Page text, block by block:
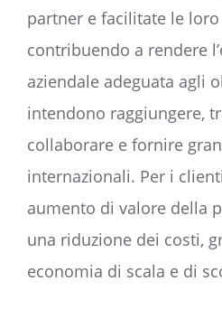
partner e facilitate le loro
contribuendo a rendere
aziendale adeguata agli
intendono raggiungere,
collaborare e fornire
internazionali. Per i
aumento di valore della
una riduzione dei costi,
economia di scala e di